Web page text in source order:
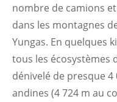
nombre de camions
dans les montagnes
Yungas. En quelques
tous les écosystèmes
dénivelé de presque
andines (4 724 m au